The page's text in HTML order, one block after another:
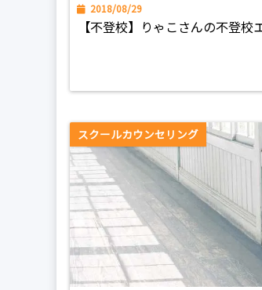
2018/08/29
【不登校】りゃこさんの不登校
スクールカウンセリング